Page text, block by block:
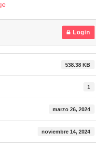
Login
538.38 KB
1
marzo 26, 2024
noviembre 14, 2024